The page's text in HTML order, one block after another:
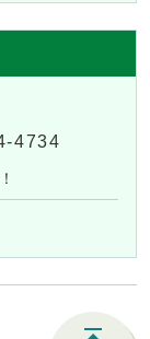
4734